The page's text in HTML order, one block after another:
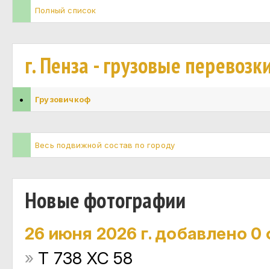
Полный список
г. Пенза - грузовые
• Грузовичкоф
Весь подвижной состав по городу
Новые фотографии
26 июня 2026 г. добавлено 0
» Т 738 ХС 58